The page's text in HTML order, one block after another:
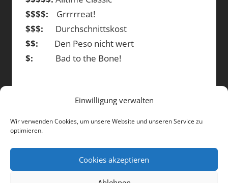
Einwilligung verwalten
Wir verwenden Cookies, um unsere Website und unseren Service zu
optimieren.
Cookies akzeptieren
$$$$: Grrrrreat!
$$$: Durchschnittskost
$$: Den Peso nicht wert
$: Bad to the Bone!
DIE BEITRÄGE